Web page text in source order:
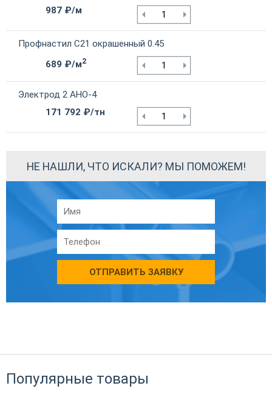
987 ₽/м
Профнастил С21 окрашенный 0.45
689 ₽/м2
Электрод 2 АНО-4
171 792 ₽/тн
НЕ НАШЛИ, ЧТО ИСКАЛИ? МЫ ПОМОЖЕМ!
ОТПРАВИТЬ ЗАЯВКУ
Популярные товары